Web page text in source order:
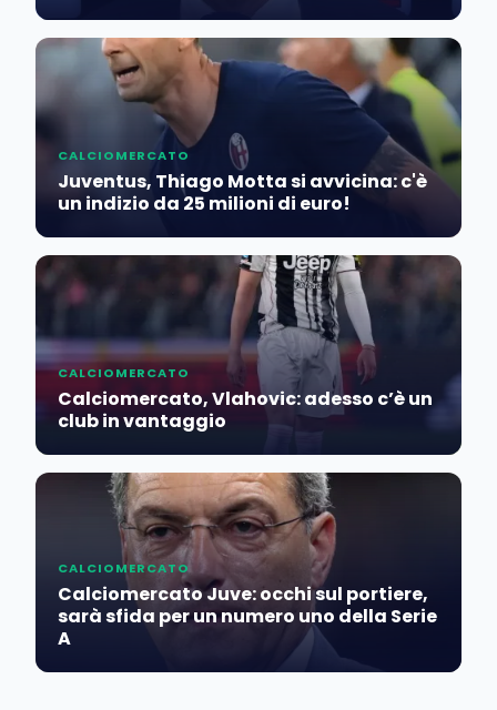
CALCIOMERCATO
Juventus, Thiago Motta si avvicina: c'è
un indizio da 25 milioni di euro!
CALCIOMERCATO
Calciomercato, Vlahovic: adesso c’è un
club in vantaggio
CALCIOMERCATO
Calciomercato Juve: occhi sul portiere,
sarà sfida per un numero uno della Serie
A